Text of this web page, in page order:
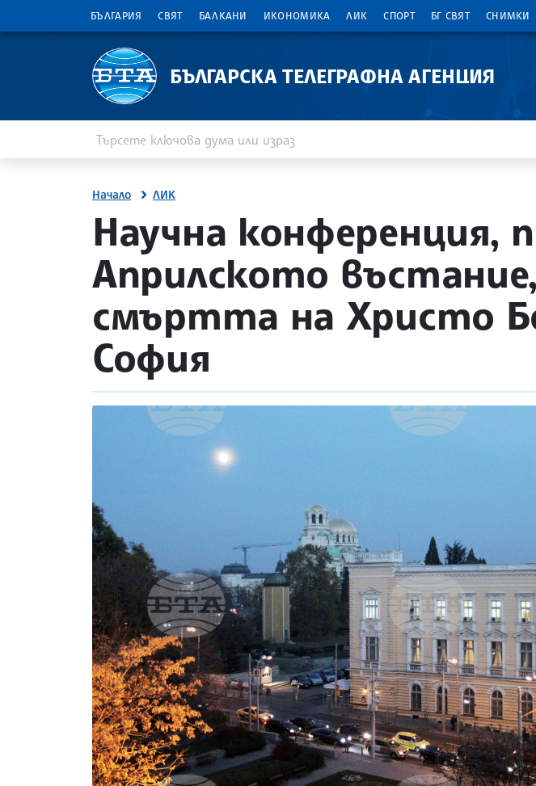
БЪЛГАРИЯ СВЯТ БАЛКАНИ ИКОНОМИКА ЛИК СПОРТ БГ СВЯТ СНИМКИ
БЪЛГАРСКА ТЕЛЕГРАФНА АГЕНЦИЯ
Начало ЛИК
site.bta
Научна конференция,
Априлското
смъртта на Христо
София